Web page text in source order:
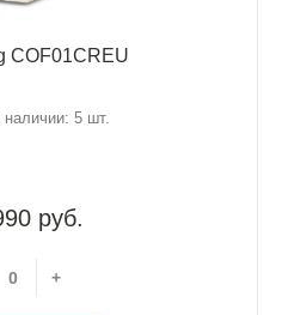
COF01CREU
наличии: 5 шт.
руб.
+